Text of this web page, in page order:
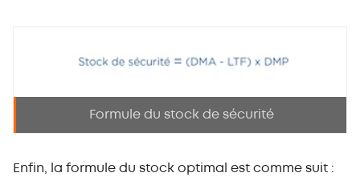
Formule du stock de sécurité
Enfin, la formule du stock optimal est comme suit :